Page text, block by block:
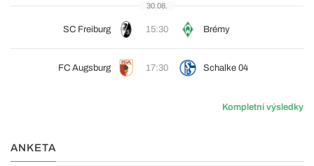
30.08.
SC Freiburg 15:30 Brémy
FC Augsburg 17:30 Schalke 04
Kompletní výsledky
ANKETA